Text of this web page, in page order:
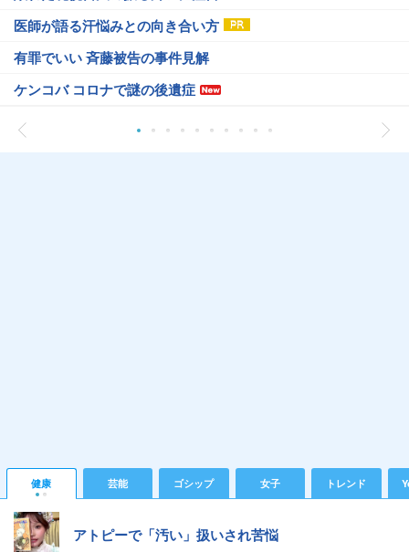
医師が語る汗悩みとの向き合い方
有罪でいい 斉藤被告の事件見解
ケンコバ コロナで謎の後遺症
健康 芸能 ゴシップ 女子 トレンド
アトピーで「汚い」扱いされ苦悩